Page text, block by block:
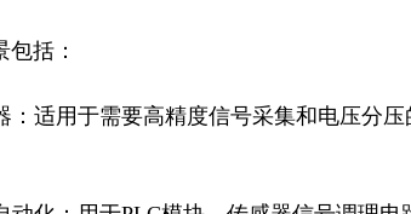
括：
：适用于需要高精度信号采集和电压分